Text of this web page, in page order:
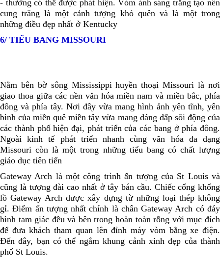
- thường có thể được phát hiện. Vòm ánh sáng trắng tạo nên
cung trăng là một cảnh tượng khó quên và là một trong
những điều đẹp nhất ở Kentucky
6/ TIỂU BANG MISSOURI
Nằm bên bờ sông Mississippi huyền thoại Missouri là nơi
giao thoa giữa các nền văn hóa miền nam và miền bắc, phía
đông và phía tây. Nơi đây vừa mang hình ảnh yên tĩnh, yên
bình của miền quê miền tây vừa mang dáng dấp sôi động của
các thành phố hiện đại, phát triển của các bang ở phía đông.
Ngoài kinh tế phát triển nhanh cùng văn hóa đa dạng
Missouri còn là một trong những tiểu bang có chất lượng
giáo dục tiên tiến
Gateway Arch là một công trình ấn tượng của St Louis và
cũng là tượng đài cao nhất ở tây bán cầu. Chiếc cổng khổng
lồ Gateway Arch được xây dựng từ những loại thép không
gỉ. Điểm ấn tượng nhất chính là chân Gateway Arch có đáy
hình tam giác đều và bên trong hoàn toàn rỗng với mục đích
để đưa khách tham quan lên đỉnh máy vòm bằng xe điện.
Đến đây, bạn có thể ngắm khung cảnh xinh đẹp của thành
phố St Louis.